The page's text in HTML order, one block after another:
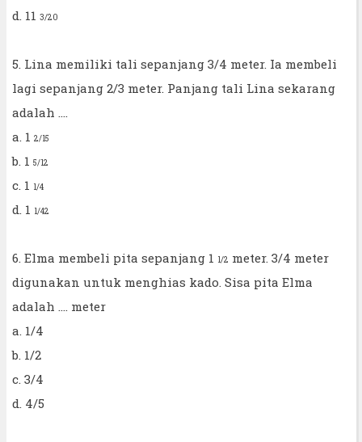
d. 11 3/20
5. Lina memiliki tali sepanjang 3/4 meter. Ia membeli
lagi sepanjang 2/3 meter. Panjang tali Lina sekarang
adalah ....
a. 1 2/15
b. 1 5/12
c. 1 1/4
d. 1 1/42
6. Elma membeli pita sepanjang 1 1/2 meter. 3/4 meter
digunakan untuk menghias kado. Sisa pita Elma
adalah .... meter
a. 1/4
b. 1/2
c. 3/4
d. 4/5